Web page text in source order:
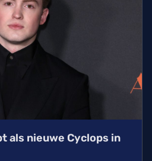
als nieuwe Cyclops in